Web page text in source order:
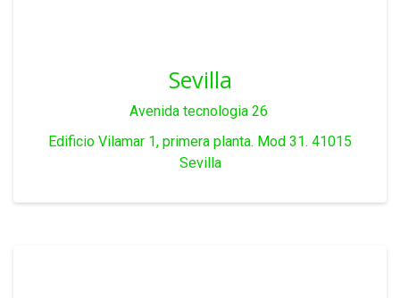
Sevilla
Avenida tecnologia 26
Edificio Vilamar 1, primera planta. Mod 31. 41015
Sevilla